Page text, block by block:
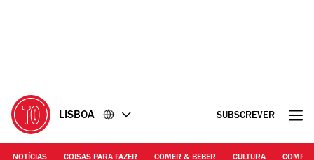
LISBOA SUBSCREVER
NOTÍCIAS COISAS PARA FAZER COMER & BEBER CULTURA